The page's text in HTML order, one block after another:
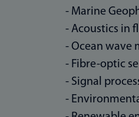
- Marine
- Acoustics in
- Ocean wave
- Fibre-optic
- Signal
-